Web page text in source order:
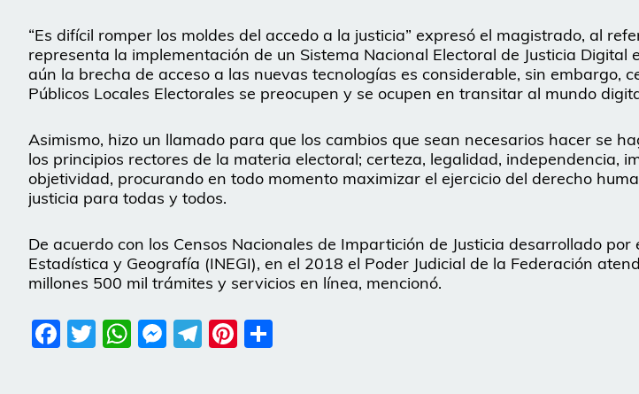
“Es difícil romper los moldes del accedo a la justicia” expresó el magistrado, al
representa la implementación de un Sistema Nacional Electoral de Justicia Digital
aún la brecha de acceso a las nuevas tecnologías es considerable, sin embargo,
Públicos Locales Electorales se preocupen y se ocupen en transitar al mundo
Asimismo, hizo un llamado para que los cambios que sean necesarios hacer se
los principios rectores de la materia electoral; certeza, legalidad, independencia,
objetividad, procurando en todo momento maximizar el ejercicio del derecho
justicia para todas y todos.
De acuerdo con los Censos Nacionales de Impartición de Justicia desarrollado
Estadística y Geografía (INEGI), en el 2018 el Poder Judicial de la Federación
millones 500 mil trámites y servicios en línea, mencionó.
Facebook
Twitter
WhatsApp
Messenger
Telegram
Pinterest